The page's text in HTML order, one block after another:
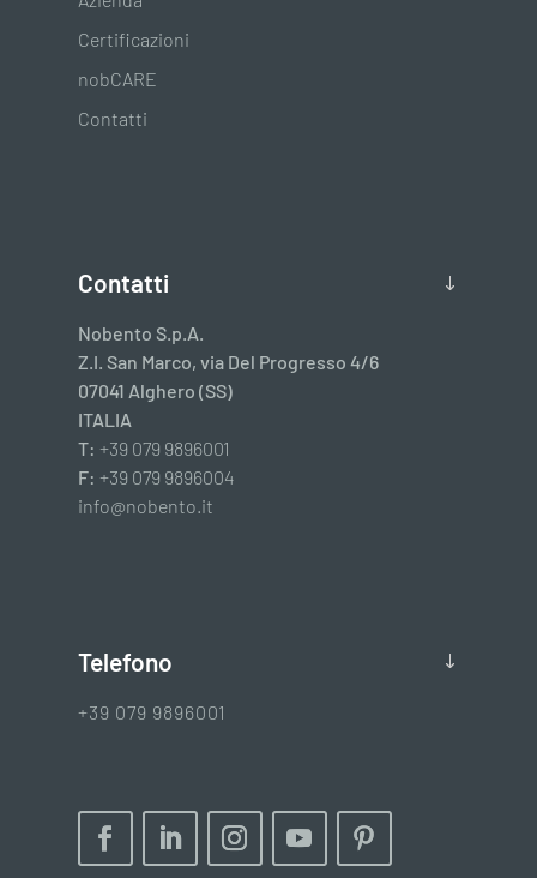
Certificazioni
nobCARE
Contatti
Contatti
Nobento S.p.A.
Z.I. San Marco, via Del Progresso 4/6
07041 Alghero (SS)
ITALIA
T: +39 079 9896001
F: +39 079 9896004
info@nobento.it
Telefono
+39 079 9896001